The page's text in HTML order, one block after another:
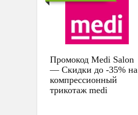
Промокод Medi Salon
— Скидки до -35% на
компрессионный
трикотаж medi